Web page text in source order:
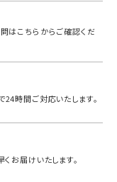
はこちらからご確認くだ
24時間ご対応いたします。
お届けいたします。